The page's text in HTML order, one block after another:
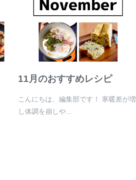
11月のおすすめレシピ
こんにちは、編集部です！ 寒暖差が増
し体調を崩しや...